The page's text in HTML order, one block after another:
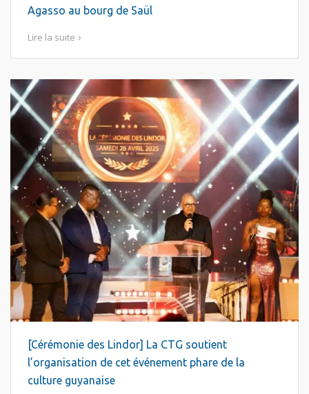
Agasso au bourg de Saül
Lire la suite
[Cérémonie des Lindor] La CTG soutient
l’organisation de cet événement phare de la
culture guyanaise